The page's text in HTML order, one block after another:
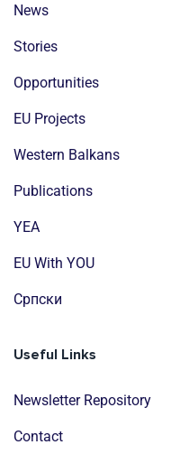
News
Stories
Opportunities
EU Projects
Western Balkans
Publications
YEA
EU With YOU
Cрпски
Useful Links
Newsletter Repository
Contact